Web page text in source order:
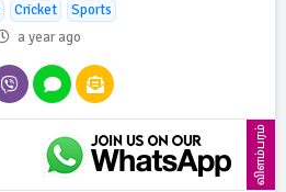
Cricket
Sports
a year ago
விளம்பரம்